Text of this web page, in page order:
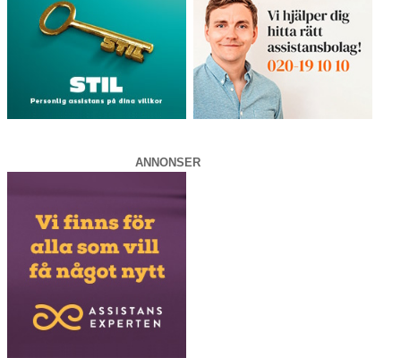
ANNONSER